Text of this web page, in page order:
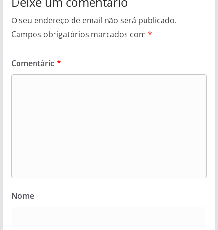
O seu endereço de email não será publicado.
Campos obrigatórios marcados com *
Comentário *
Nome